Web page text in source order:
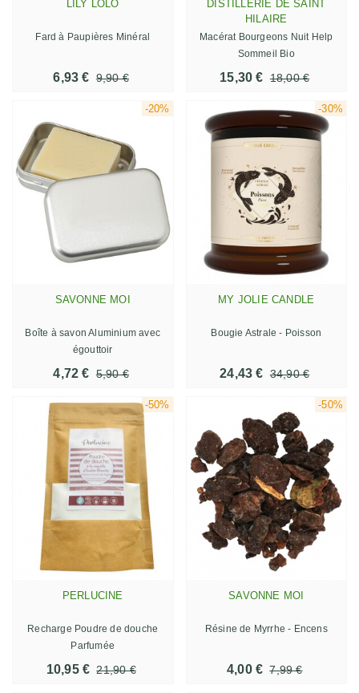
LILY LOLO
Fard à Paupières Minéral
6,93 € 9,90 €
DISTILLERIE DE SAINT
HILAIRE
Macérat Bourgeons Nuit Help
Sommeil Bio
15,30 € 18,00 €
-20%
SAVONNE MOI
Boîte à savon Aluminium avec
égouttoir
4,72 € 5,90 €
-30%
MY JOLIE CANDLE
Bougie Astrale - Poisson
24,43 € 34,90 €
-50%
PERLUCINE
Recharge Poudre de douche
Parfumée
10,95 € 21,90 €
-50%
SAVONNE MOI
Résine de Myrrhe - Encens
4,00 € 7,99 €